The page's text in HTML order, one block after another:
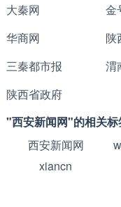
大秦网
金
华商网
陕
三秦都市报
渭
陕西省政府
"西安新闻网"的相关标
西安新闻网
xiancn